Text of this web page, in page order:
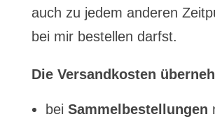
auch zu jedem anderen
bei mir bestellen darfst.
Die Versandkosten
bei Sammelbestellungen